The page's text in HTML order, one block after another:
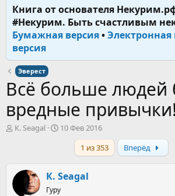
Книга от основателя
#Некурим. Быть счастливым
Бумажная версия•Электронная
версия
Эверест
Всё больше людей
вредные привычки!
А
т
е
К. Seagal
Д
а
ч
10 Фев 2016
1 из 353
Вперёд
К. Seagal
Гуру